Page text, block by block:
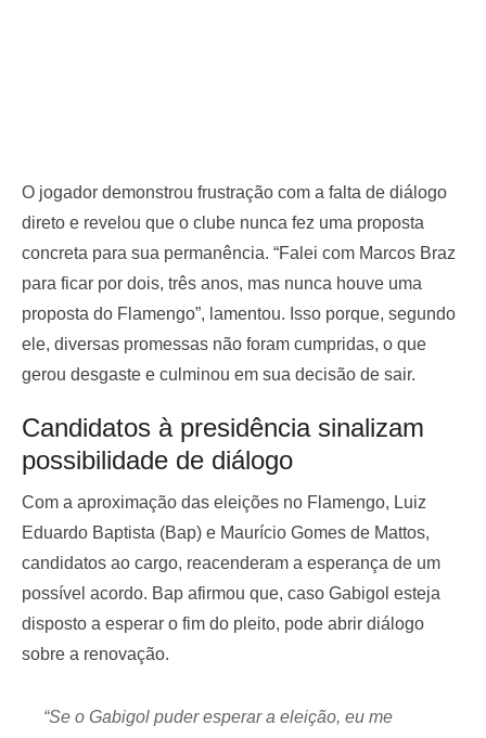
O jogador demonstrou frustração com a falta de diálogo
direto e revelou que o clube nunca fez uma proposta
concreta para sua permanência. “Falei com Marcos Braz
para ficar por dois, três anos, mas nunca houve uma
proposta do Flamengo”, lamentou. Isso porque, segundo
ele, diversas promessas não foram cumpridas, o que
gerou desgaste e culminou em sua decisão de sair.
Candidatos à presidência sinalizam
possibilidade de diálogo
Com a aproximação das eleições no Flamengo, Luiz
Eduardo Baptista (Bap) e Maurício Gomes de Mattos,
candidatos ao cargo, reacenderam a esperança de um
possível acordo. Bap afirmou que, caso Gabigol esteja
disposto a esperar o fim do pleito, pode abrir diálogo
sobre a renovação.
“Se o Gabigol puder esperar a eleição, eu me